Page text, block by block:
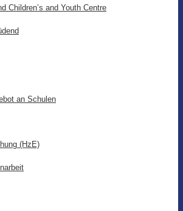
Children’s and Youth Centre
an Schulen
(HzE)